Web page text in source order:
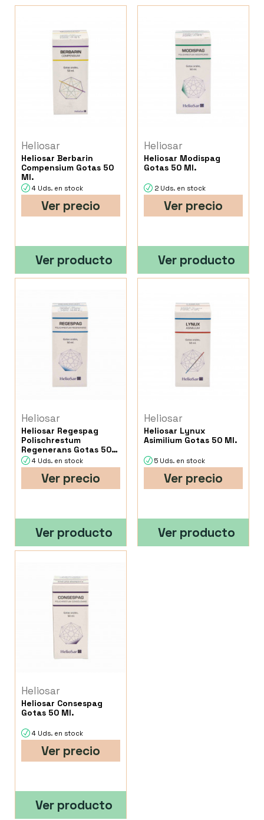
Heliosar
Heliosar Berbarin
Compensium Gotas 50
Ml.
4 Uds. en stock
Ver precio
Ver producto
Heliosar
Heliosar Modispag
Gotas 50 Ml.
2 Uds. en stock
Ver precio
Ver producto
Heliosar
Heliosar Regespag
Polischrestum
Regenerans Gotas 50
Ml.4 Uds. en stock
Ver precio
Ver producto
Heliosar
Heliosar Lynux
Asimilium Gotas 50 Ml.
5 Uds. en stock
Ver precio
Ver producto
Heliosar
Heliosar Consespag
Gotas 50 Ml.
4 Uds. en stock
Ver precio
Ver producto